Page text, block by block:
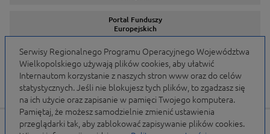
Portal Funduszy
Europejskich
Serwisy Programów
Portal finansowany przez Unię Europejską w ramach
Serwisy Regionalnego Programu Operacyjnego Województwa
Wielkopolskiego używają plików cookies, aby ułatwić
Internautom korzystanie z naszych stron www oraz do celów
statystycznych. Jeśli nie blokujesz tych plików, to zgadzasz się
na ich użycie oraz zapisanie w pamięci Twojego komputera.
Pamiętaj, że możesz samodzielnie zmienić ustawienia
przeglądarki tak, aby zablokować zapisywanie plików cookies.